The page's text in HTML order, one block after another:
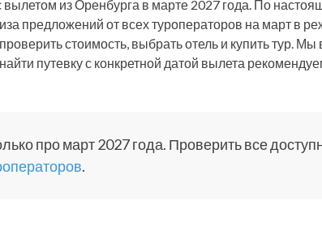
из Оренбурга в марте 2027 года. По
предложений от всех туроператоров на март в
стоимость, выбрать отель и купить тур.
путевку с конкретной датой вылета
про март 2027 года. Проверить все
.